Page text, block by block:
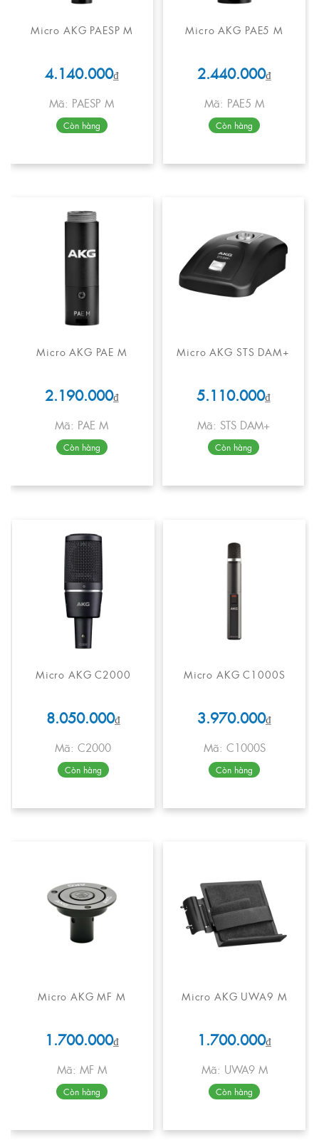
Micro AKG PAESP M
4.140.000₫
Mã: PAESP M
Còn hàng
Micro AKG PAE5 M
2.440.000₫
Mã: PAE5 M
Còn hàng
Micro AKG PAE M
2.190.000₫
Mã: PAE M
Còn hàng
Micro AKG STS DAM+
5.110.000₫
Mã: STS DAM+
Còn hàng
Micro AKG C2000
8.050.000₫
Mã: C2000
Còn hàng
Micro AKG C1000S
3.970.000₫
Mã: C1000S
Còn hàng
Micro AKG MF M
1.700.000₫
Mã: MF M
Còn hàng
Micro AKG UWA9 M
1.700.000₫
Mã: UWA9 M
Còn hàng